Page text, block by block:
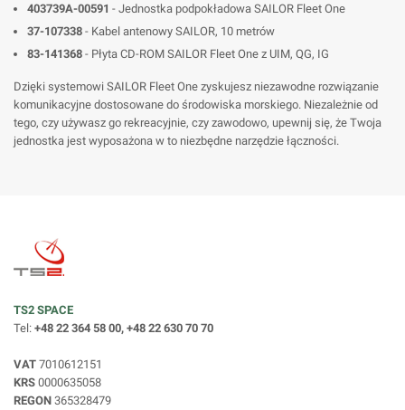
403739A-00591 - Jednostka podpokładowa SAILOR Fleet One
37-107338 - Kabel antenowy SAILOR, 10 metrów
83-141368 - Płyta CD-ROM SAILOR Fleet One z UIM, QG, IG
Dzięki systemowi SAILOR Fleet One zyskujesz niezawodne rozwiązanie
komunikacyjne dostosowane do środowiska morskiego. Niezależnie od
tego, czy używasz go rekreacyjnie, czy zawodowo, upewnij się, że Twoja
jednostka jest wyposażona w to niezbędne narzędzie łączności.
TS2 SPACE
Tel: +48 22 364 58 00, +48 22 630 70 70
VAT 7010612151
KRS 0000635058
REGON 365328479